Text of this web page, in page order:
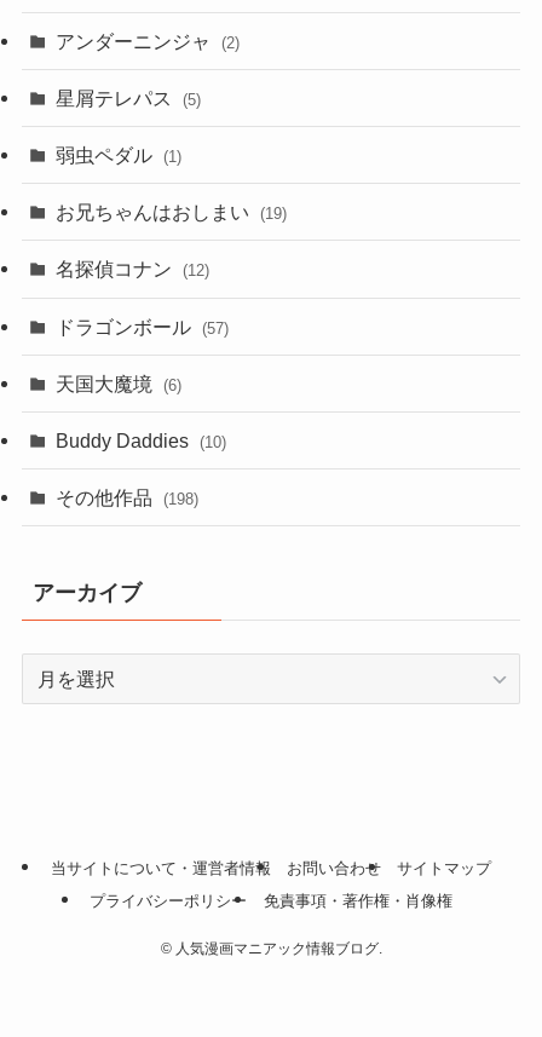
アンダーニンジャ (2)
星屑テレパス (5)
弱虫ペダル (1)
お兄ちゃんはおしまい (19)
名探偵コナン (12)
ドラゴンボール (57)
天国大魔境 (6)
Buddy Daddies (10)
その他作品 (198)
アーカイブ
当サイトについて・運営者情報 お問い合わせ
サイトマップ
プライバシーポリシー
免責事項・著作権・肖像権
©人気漫画マニアック情報ブログ.